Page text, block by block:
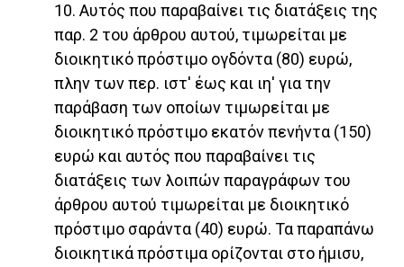
10. Αυτός που παραβαίνει τις διατάξεις της
παρ. 2 του άρθρου αυτού, τιμωρείται με
διοικητικό πρόστιμο ογδόντα (80) ευρώ,
πλην των περ. ιστ' έως και ιη' για την
παράβαση των οποίων τιμωρείται με
διοικητικό πρόστιμο εκατόν πενήντα (150)
ευρώ και αυτός που παραβαίνει τις
διατάξεις των λοιπών παραγράφων του
άρθρου αυτού τιμωρείται με διοικητικό
πρόστιμο σαράντα (40) ευρώ. Τα παραπάνω
διοικητικά πρόστιμα ορίζονται στο ήμισυ,